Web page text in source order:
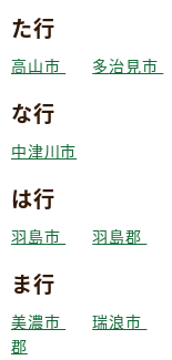
た行
高山市 多治見市
な行
中津川市
は行
羽島市 羽島郡
ま行
美濃市 瑞浪市
郡